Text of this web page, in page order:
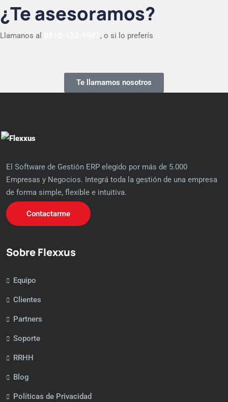
¿Te asesoramos?
Llamanos al , o si lo preferís
Te llamamos nosotros
El Software de Gestión ERP elegido por más de 5.000
Empresas y Negocios. Integrá toda la gestión de una empresa
de forma simple, flexible e intuitiva.
Contactarme
Sobre Flexxus
Equipo
Clientes
Partners
Soporte
RRHH
Blog
Políticas de Privacidad